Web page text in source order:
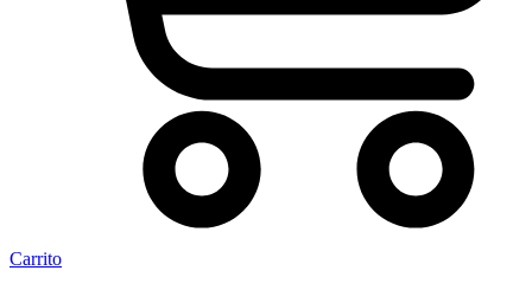
Carrito